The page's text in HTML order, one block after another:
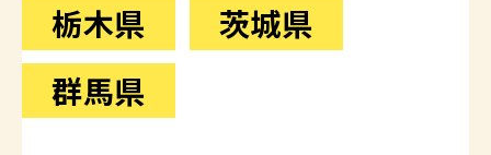
栃木県
茨城県
群馬県